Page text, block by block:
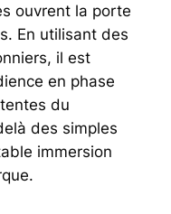
ouvrent la porte
En utilisant des
il est
en phase
du
des simples
immersion